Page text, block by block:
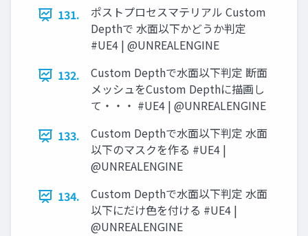
131.
ポストプロセスマテリアル Custom
Depthで 水面以下かどうか判定
#UE4 | @UNREALENGINE
132.
Custom Depthで水面以下判定 断面
メッシュをCustom Depthに描画し
て・・・ #UE4 | @UNREALENGINE
133.
Custom Depthで水面以下判定 水面
以下のマスクを作る #UE4 |
@UNREALENGINE
134.
Custom Depthで水面以下判定 水面
以下にだけ色を付ける #UE4 |
@UNREALENGINE